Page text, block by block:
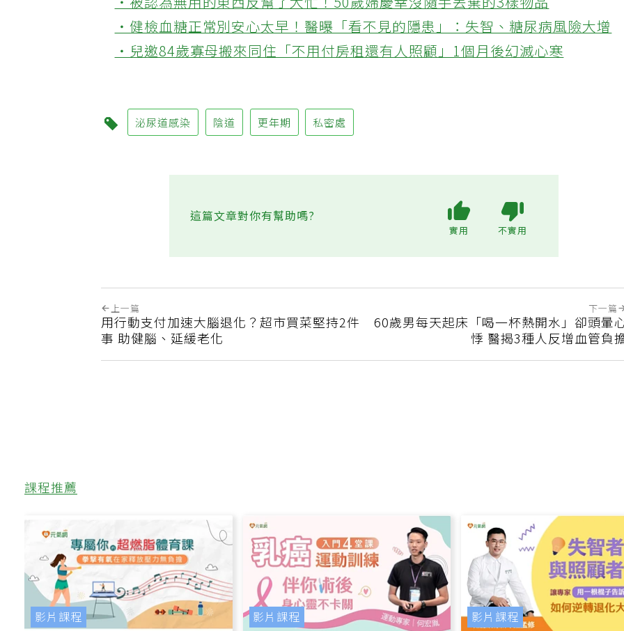
‧被認為無用的東西反幫了大忙！50歲婦慶幸沒隨手丟棄的3樣物品
‧健檢血糖正常別安心太早！醫曝「看不見的隱患」：失智、糖尿病風險大增
‧兒邀84歲寡母搬來同住「不用付房租還有人照顧」1個月後幻滅心寒
泌尿道感染 陰道 更年期 私密處
這篇文章對你有幫助嗎?
上一篇
用行動支付加速大腦退化？超市買菜堅持2件
事 助健腦、延緩老化
下一篇
60歲男每天起床「喝一杯熱開水」卻頭暈
悸 醫揭3種人反增血管負
課程推薦